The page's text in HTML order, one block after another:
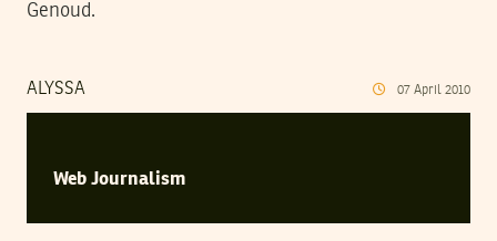
Genoud.
ALYSSA 07 April 2010
Web Journalism